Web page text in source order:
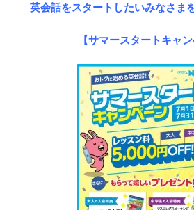
英会話をスタートしたいみなさま
【サマースタートキャン